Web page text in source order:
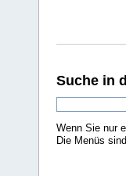
Suche in
Wenn Sie nur
Die Menüs